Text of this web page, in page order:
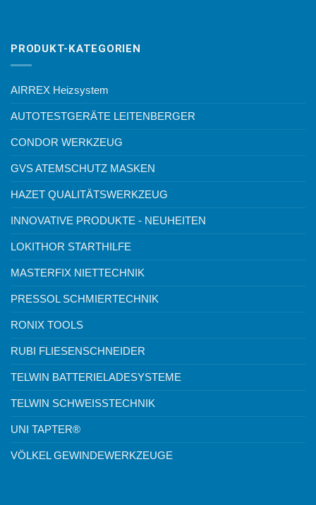
PRODUKT-KATEGORIEN
AIRREX Heizsystem
AUTOTESTGERÄTE LEITENBERGER
CONDOR WERKZEUG
GVS ATEMSCHUTZ MASKEN
HAZET QUALITÄTSWERKZEUG
INNOVATIVE PRODUKTE - NEUHEITEN
LOKITHOR STARTHILFE
MASTERFIX NIETTECHNIK
PRESSOL SCHMIERTECHNIK
RONIX TOOLS
RUBI FLIESENSCHNEIDER
TELWIN BATTERIELADESYSTEME
TELWIN SCHWEISSTECHNIK
UNI TAPTER®
VÖLKEL GEWINDEWERKZEUGE